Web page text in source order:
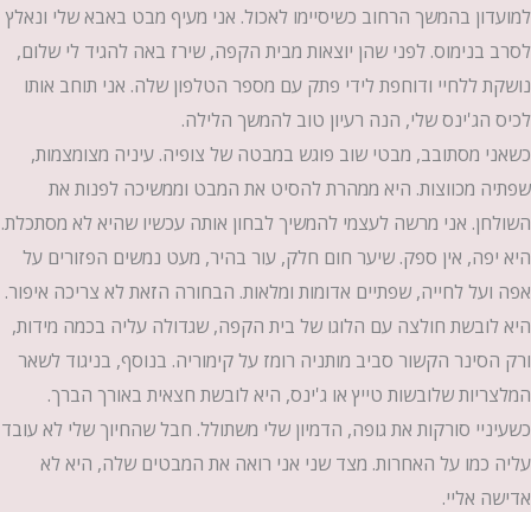
למועדון בהמשך הרחוב כשיסיימו לאכול. אני מעיף מבט באבא שלי ונאלץ
לסרב בנימוס. לפני שהן יוצאות מבית הקפה, שירז באה להגיד לי שלום,
נושקת ללחיי ודוחפת לידי פתק עם מספר הטלפון שלה. אני תוחב אותו
לכיס הג'ינס שלי, הנה רעיון טוב להמשך הלילה.
כשאני מסתובב, מבטי שוב פוגש במבטה של צופיה. עיניה מצומצמות,
שפתיה מכווצות. היא ממהרת להסיט את המבט וממשיכה לפנות את
השולחן. אני מרשה לעצמי להמשיך לבחון אותה עכשיו שהיא לא מסתכלת.
היא יפה, אין ספק. שיער חום חלק, עור בהיר, מעט נמשים הפזורים על
אפה ועל לחייה, שפתיים אדומות ומלאות. הבחורה הזאת לא צריכה איפור.
היא לובשת חולצה עם הלוגו של בית הקפה, שגדולה עליה בכמה מידות,
ורק הסינר הקשור סביב מותניה רומז על קימוריה. בנוסף, בניגוד לשאר
המלצריות שלובשות טייץ או ג'ינס, היא לובשת חצאית באורך הברך.
כשעיניי סורקות את גופה, הדמיון שלי משתולל. חבל שהחיוך שלי לא עובד
עליה כמו על האחרות. מצד שני אני רואה את המבטים שלה, היא לא
אדישה אליי.